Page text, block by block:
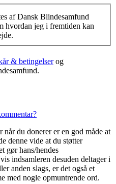
af Dansk Blindesamfund
hvordan jeg i fremtiden kan
& betingelserog
du donerer er en god måde at
denne vide at du støtter
gør hans/hendes
indsamleren desuden deltager i
anden slags, er det også et
med nogle opmuntrende ord.